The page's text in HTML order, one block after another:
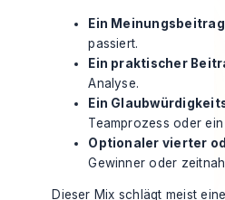
Ein
passiert.
Ein praktischer
Analyse.
Ein
Teamprozess oder
Optionaler vierter
Gewinner oder
Dieser Mix schlägt meist